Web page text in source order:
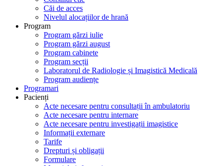
Căi de acces
Nivelul alocațiilor de hrană
Program
Program gărzi iulie
Program gărzi august
Program cabinete
Program secții
Laboratorul de Radiologie și Imagistică Medicală
Program audiențe
Programari
Pacienți
Acte necesare pentru consultații în ambulatoriu
Acte necesare pentru internare
Acte necesare pentru investigații imagistice
Informații externare
Tarife
Drepturi și obligații
Formulare